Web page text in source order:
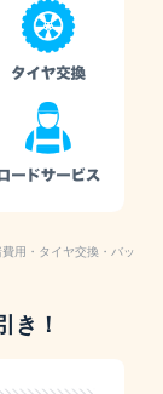
用・タイヤ交換・バッ
き！